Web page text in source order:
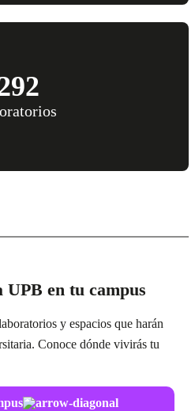
en tu campus
y espacios que harán
Conoce dónde vivirás tu